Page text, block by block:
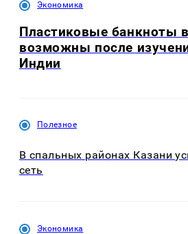
Экономика
Пластиковые банкноты
возможны после
Индии
Полезное
В спальных районах Казани
сеть
Экономика